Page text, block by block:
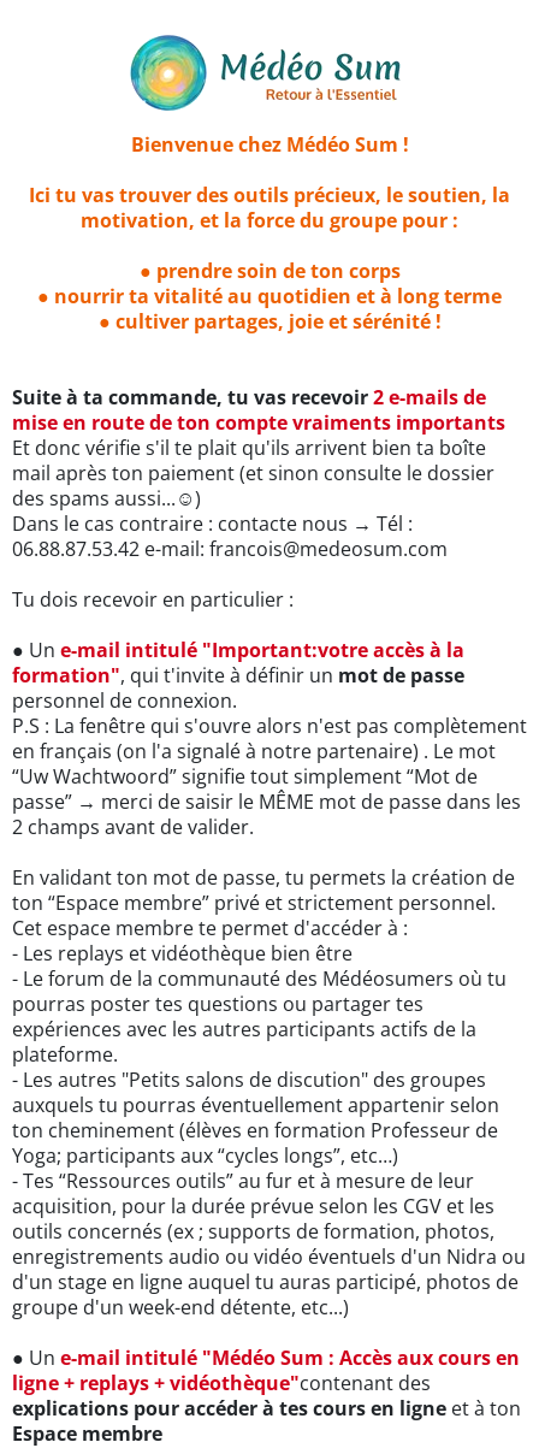
Bienvenue chez Médéo Sum !
Ici tu vas trouver des outils précieux, le soutien, la
motivation, et la force du groupe pour :
● prendre soin de ton corps
● nourrir ta vitalité au quotidien et à long terme
● cultiver partages, joie et sérénité !
Suite à ta commande, tu vas recevoir2 e-mails de
mise en route de ton compte vraiments importants
Et donc vérifie s'il te plait qu'ils arrivent bien ta boîte
mail après ton paiement (et sinon consulte le dossier
des spams aussi...☺)
Dans le cas contraire : contacte nous → Tél :
06.88.87.53.42 e-mail: francois@medeosum.com
Tu dois recevoir en particulier :
● Un e-mail intitulé "Important:votre accès à la
formation", qui t'invite à définir un mot de passe
personnel de connexion.
P.S : La fenêtre qui s'ouvre alors n'est pas complètement
en français (on l'a signalé à notre partenaire) . Le mot
“Uw Wachtwoord” signifie tout simplement “Mot de
passe” → merci de saisir le MÊME mot de passe dans les
2 champs avant de valider.
En validant ton mot de passe, tu permets la création de
ton “Espace membre” privé et strictement personnel.
Cet espace membre te permet d'accéder à :
- Les replays et vidéothèque bien être
- Le forum de la communauté des Médéosumers où tu
pourras poster tes questions ou partager tes
expériences avec les autres participants actifs de la
plateforme.
- Les autres "Petits salons de discution" des groupes
auxquels tu pourras éventuellement appartenir selon
ton cheminement (élèves en formation Professeur de
Yoga; participants aux “cycles longs”, etc…)
- Tes “Ressources outils” au fur et à mesure de leur
acquisition, pour la durée prévue selon les CGV et les
outils concernés (ex ; supports de formation, photos,
enregistrements audio ou vidéo éventuels d'un Nidra ou
d'un stage en ligne auquel tu auras participé, photos de
groupe d'un week-end détente, etc...)
● Un e-mail intitulé "Médéo Sum : Accès aux cours en
ligne + replays + vidéothèque"contenant des
explications pour accéder à tes cours en ligne et à ton
Espace membre